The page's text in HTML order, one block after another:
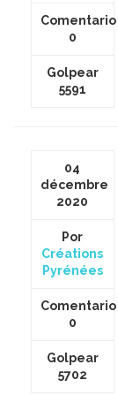
Comentario
0
Golpear
5591
04
décembre
2020
Por
Créations
Pyrénées
Comentario
0
Golpear
5702